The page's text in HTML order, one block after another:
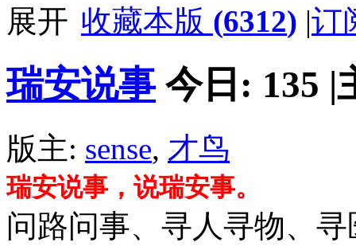
收藏本版 (6312) |订
瑞安说事 今日: 135 |
版主: sense, 才鸟
瑞安说事，说瑞安事。
问路问事、寻人寻物、